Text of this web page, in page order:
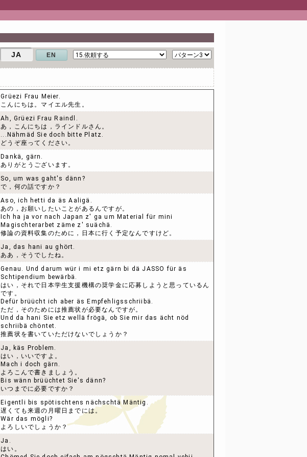
JA EN
Grüezi Frau Meier.
こんにちは。マイエル先生。
Ah, Grüezi Frau Raindl.
あ，こんにちは，ラインドルさん。
...Nähmäd Sie doch bitte Platz.
どうぞ座ってください。
Dankä, gärn.
ありがとうございます。
So, um was gaht's dänn?
で，何の話ですか？
Aso, ich hetti da äs Aaligä.
あの，お願いしたいことがあるんですが。
Ich ha ja vor nach Japan z' ga um Material für mini
Magischterarbet zäme z' suächä.
修論の資料収集のために，日本に行く予定なんですけど。
Ja, das hani au ghört.
ああ，そうでしたね。
Genau. Und darum wür i mi etz gärn bi dä JASSO für äs
Schtipendium bewärbä.
はい，それで日本学生支援機構の奨学金に応募しようと思っているん
です。
Defür brüücht ich aber äs Empfehligsschriibä.
ただ，そのためには推薦状が必要なんですが。
Und da hani Sie etz wellä frögä, ob Sie mir das ächt nöd
schriibä chöntet.
推薦状を書いていただけないでしょうか？
Ja, käs Problem.
はい，いいですよ。
Mach i doch gärn.
よろこんで書きましょう。
Bis wänn brüüchtet Sie's dänn?
いつまでに必要ですか？
Eigentli bis spötischtens nächschtä Mäntig.
遅くても来週の月曜日までには。
Wär das mögli?
よろしいでしょうか？
Ja.
はい。